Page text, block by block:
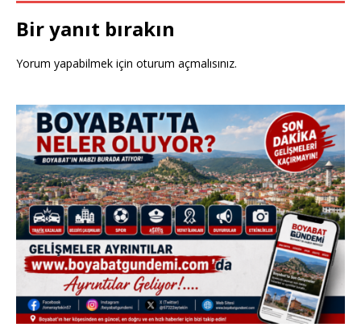
Bir yanıt bırakın
Yorum yapabilmek için oturum açmalısınız.